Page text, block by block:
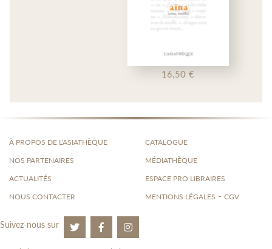
16,50 €
À PROPOS DE L'ASIATHÈQUE
NOS PARTENAIRES
ACTUALITÉS
NOUS CONTACTER
CATALOGUE
MÉDIATHÈQUE
ESPACE PRO LIBRAIRES
MENTIONS LÉGALES - CGV
Suivez-nous sur